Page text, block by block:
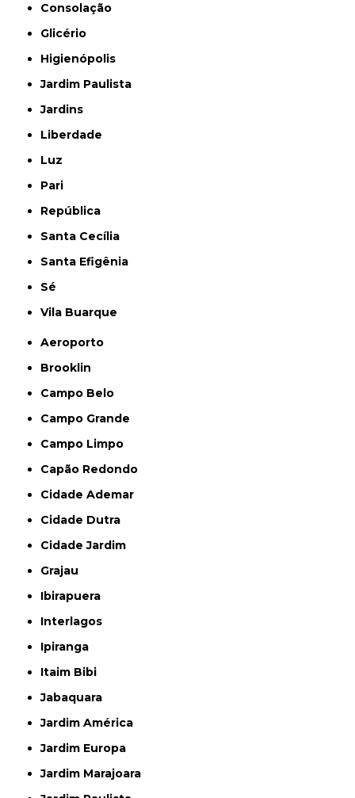
Consolação
Glicério
Higienópolis
Jardim Paulista
Jardins
Liberdade
Luz
Pari
República
Santa Cecília
Santa Efigênia
Sé
Vila Buarque
Aeroporto
Brooklin
Campo Belo
Campo Grande
Campo Limpo
Capão Redondo
Cidade Ademar
Cidade Dutra
Cidade Jardim
Grajau
Ibirapuera
Interlagos
Ipiranga
Itaim Bibi
Jabaquara
Jardim América
Jardim Europa
Jardim Marajoara